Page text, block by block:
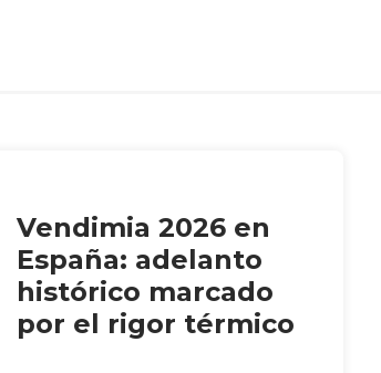
Vendimia 2026 en
España: adelanto
histórico marcado
por el rigor térmico